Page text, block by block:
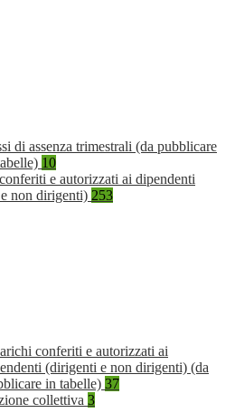
di assenza trimestrali (da pubblicare
10
e autorizzati ai dipendenti
non dirigenti) 253
conferiti e autorizzati ai
(dirigenti e non dirigenti) (da
in tabelle) 37
collettiva 3